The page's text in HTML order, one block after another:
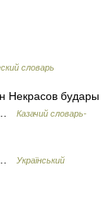
словарь
Некрасов будары
…
Казачий словарь-
…
Український